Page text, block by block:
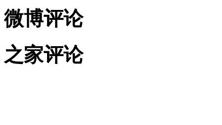
微博评论
之家评论